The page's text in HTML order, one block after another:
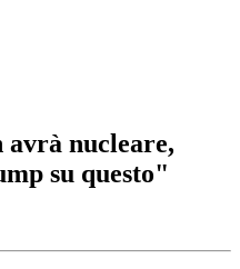
nucleare,
su questo"